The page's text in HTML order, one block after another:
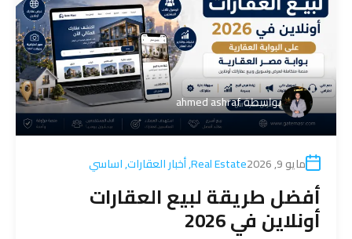
بواسطةahmed ashraf
مايو 9, 2026 Real Estate
,أخبار العقارات,اساسي
أفضل طريقة لبيع العقارات
أونلاين في 2026